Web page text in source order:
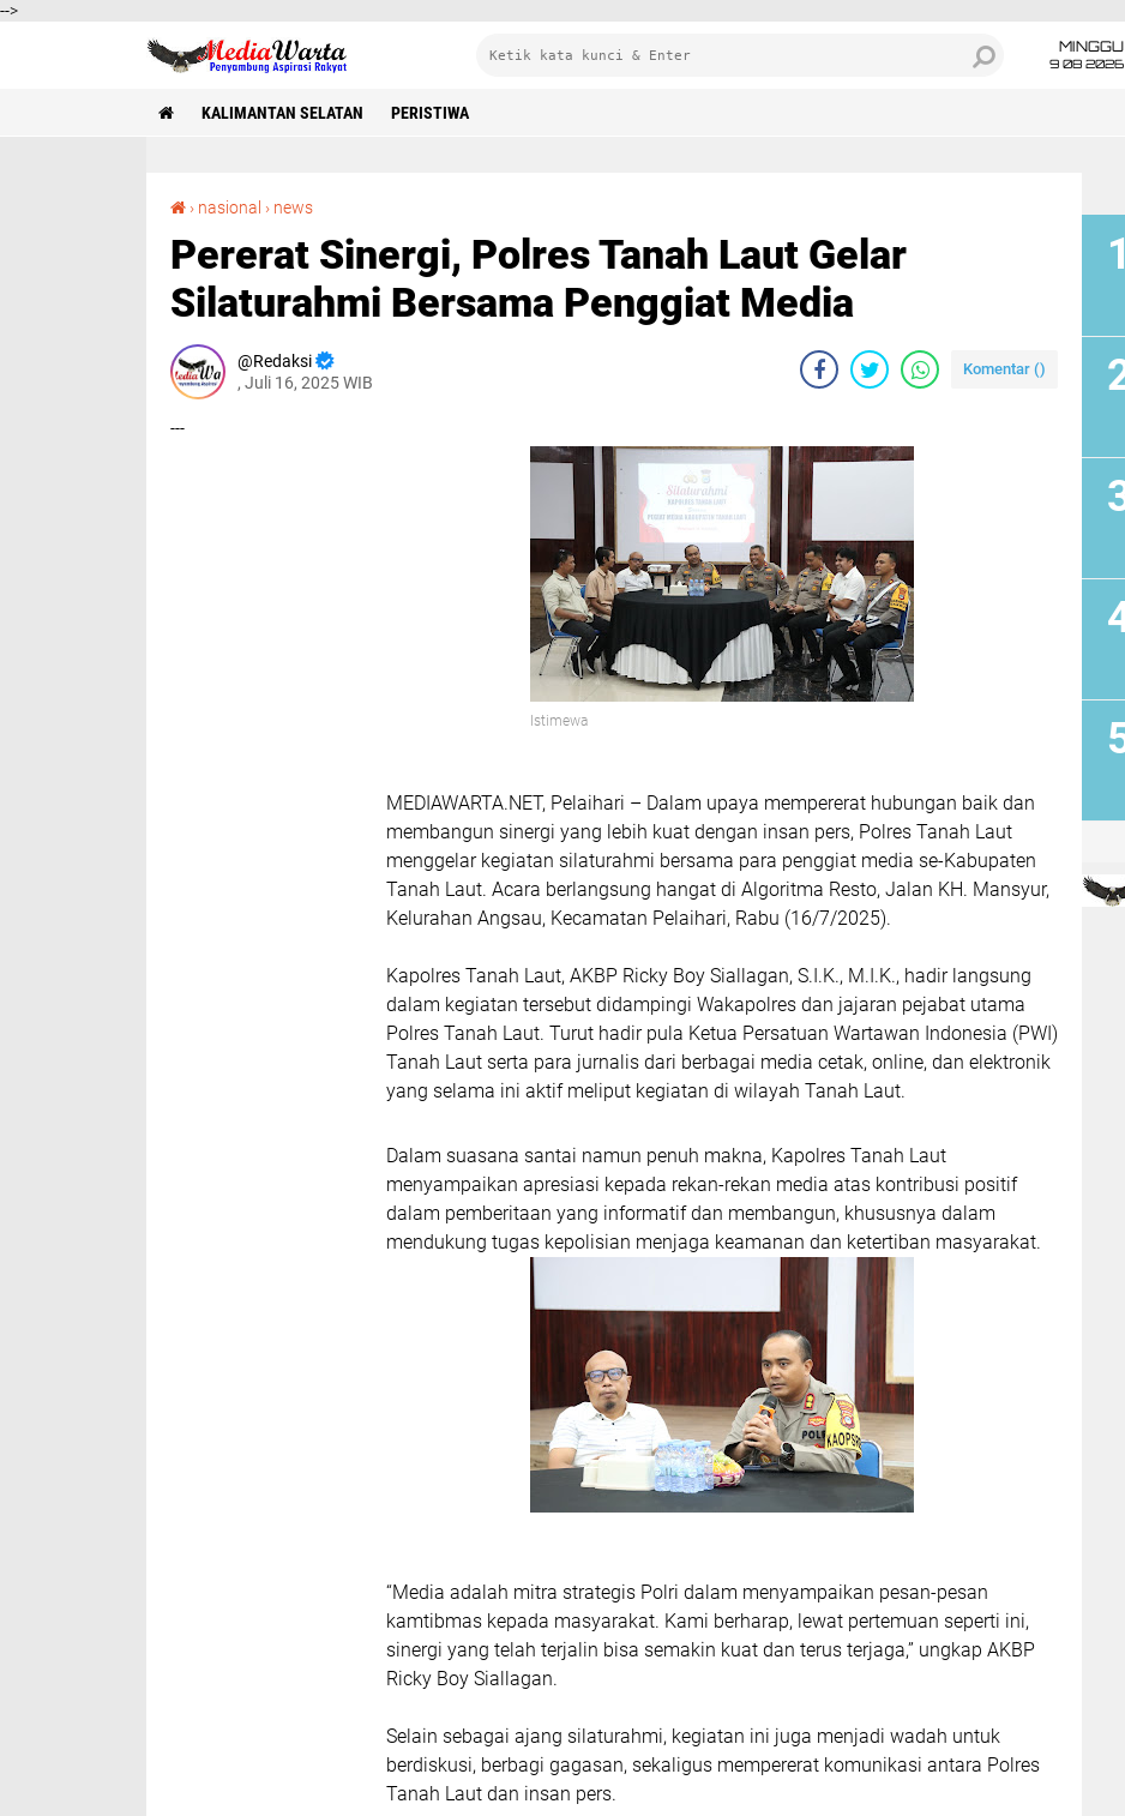
-->
MINGGU
9 08 2026
KALIMANTAN SELATAN PERISTIWA
› nasional › news
Pererat Sinergi, Polres Tanah Laut Gelar
Silaturahmi Bersama Penggiat Media
Redaksi
, Juli 16, 2025 WIB
Komentar ()
---
Istimewa
MEDIAWARTA.NET, Pelaihari – Dalam upaya mempererat hubungan baik dan
membangun sinergi yang lebih kuat dengan insan pers, Polres Tanah Laut
menggelar kegiatan silaturahmi bersama para penggiat media se-Kabupaten
Tanah Laut. Acara berlangsung hangat di Algoritma Resto, Jalan KH. Mansyur,
Kelurahan Angsau, Kecamatan Pelaihari, Rabu (16/7/2025).
Kapolres Tanah Laut, AKBP Ricky Boy Siallagan, S.I.K., M.I.K., hadir langsung
dalam kegiatan tersebut didampingi Wakapolres dan jajaran pejabat utama
Polres Tanah Laut. Turut hadir pula Ketua Persatuan Wartawan Indonesia (PWI)
Tanah Laut serta para jurnalis dari berbagai media cetak, online, dan elektronik
yang selama ini aktif meliput kegiatan di wilayah Tanah Laut.
Dalam suasana santai namun penuh makna, Kapolres Tanah Laut
menyampaikan apresiasi kepada rekan-rekan media atas kontribusi positif
dalam pemberitaan yang informatif dan membangun, khususnya dalam
mendukung tugas kepolisian menjaga keamanan dan ketertiban masyarakat.
“Media adalah mitra strategis Polri dalam menyampaikan pesan-pesan
kamtibmas kepada masyarakat. Kami berharap, lewat pertemuan seperti ini,
sinergi yang telah terjalin bisa semakin kuat dan terus terjaga,” ungkap AKBP
Ricky Boy Siallagan.
Selain sebagai ajang silaturahmi, kegiatan ini juga menjadi wadah untuk
berdiskusi, berbagi gagasan, sekaligus mempererat komunikasi antara Polres
Tanah Laut dan insan pers.